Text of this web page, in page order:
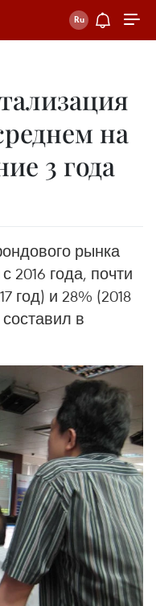
на
3 года
рынка
2016 года, почти
год) и 28% (2018
в